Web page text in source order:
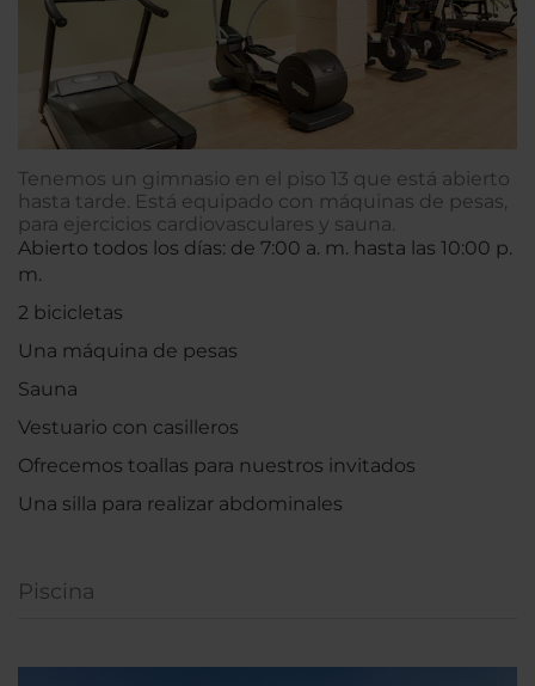
Tenemos un gimnasio en el piso 13 que está abierto
hasta tarde. Está equipado con máquinas de pesas,
para ejercicios cardiovasculares y sauna.
Abierto todos los días: de 7:00 a. m. hasta las 10:00 p.
m.
2 bicicletas
Una máquina de pesas
Sauna
Vestuario con casilleros
Ofrecemos toallas para nuestros invitados
Una silla para realizar abdominales
Piscina